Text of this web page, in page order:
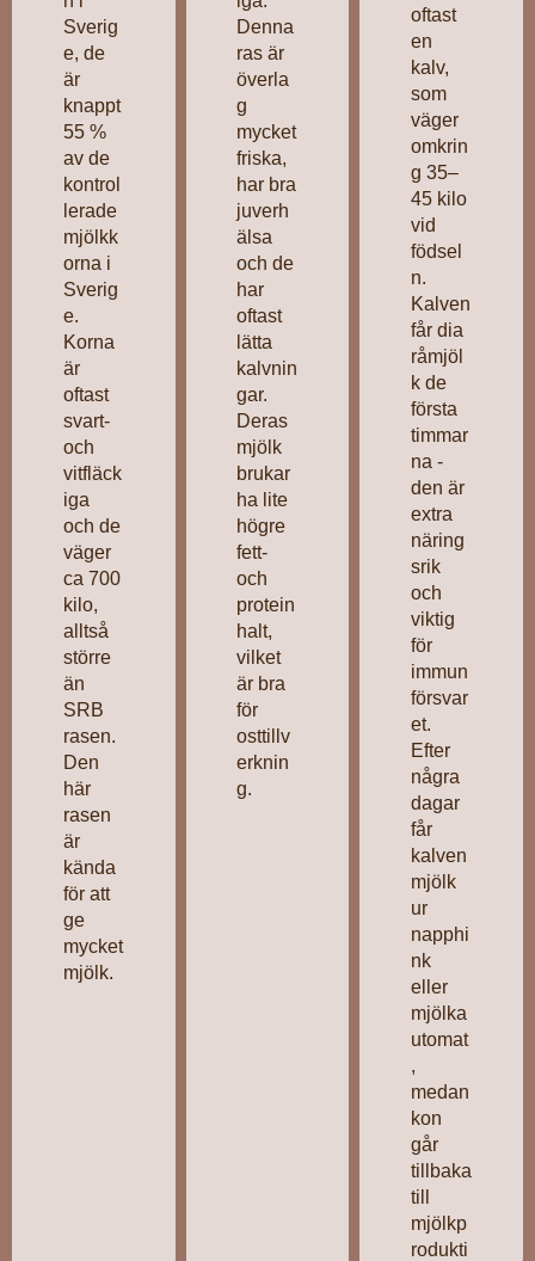
Sverig
e, de
är
knappt
55 %
av de
kontrol
lerade
mjölkk
orna i
Sverig
e.
Korna
är
oftast
svart-
och
vitfläck
iga
och de
väger
ca 700
kilo,
alltså
större
än
SRB
rasen.
Den
här
rasen
är
kända
för att
ge
mycket
mjölk.
Denna
ras är
överla
g
mycket
friska,
har bra
juverh
älsa
och de
har
oftast
lätta
kalvnin
gar.
Deras
mjölk
brukar
ha lite
högre
fett-
och
protein
halt,
vilket
är bra
för
osttillv
erknin
g.
oftast
en
kalv,
som
väger
omkrin
g 35–
45 kilo
vid
födsel
n.
Kalven
får dia
råmjöl
k de
första
timmar
na -
den är
extra
näring
srik
och
viktig
för
immun
försvar
et.
Efter
några
dagar
får
kalven
mjölk
ur
napphi
nk
eller
mjölka
utomat
,
medan
kon
går
tillbaka
till
mjölkp
rodukti